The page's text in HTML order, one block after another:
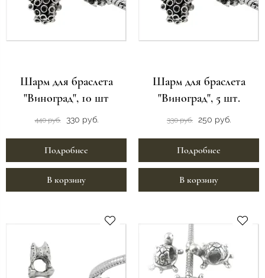
Шарм для браслета
"Виноград", 10 шт
440 руб. 330 руб.
Подробнее
В корзину
Шарм для браслета
"Виноград", 5 шт.
330 руб. 250 руб.
Подробнее
В корзину